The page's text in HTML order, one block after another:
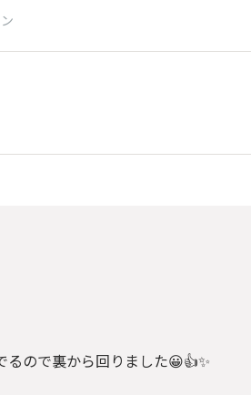
ので裏から回りました😀👍✨